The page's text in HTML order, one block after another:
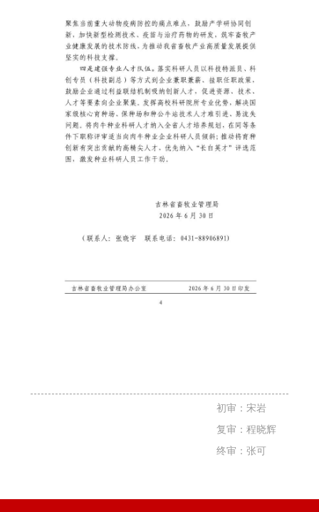
初审：宋岩
复审：程晓辉
终审：张可